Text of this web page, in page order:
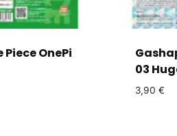
OnePi
03
3,90 €